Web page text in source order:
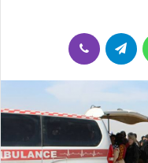
واتساب تيلقرام